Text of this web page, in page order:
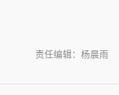
责任编辑：杨晨雨